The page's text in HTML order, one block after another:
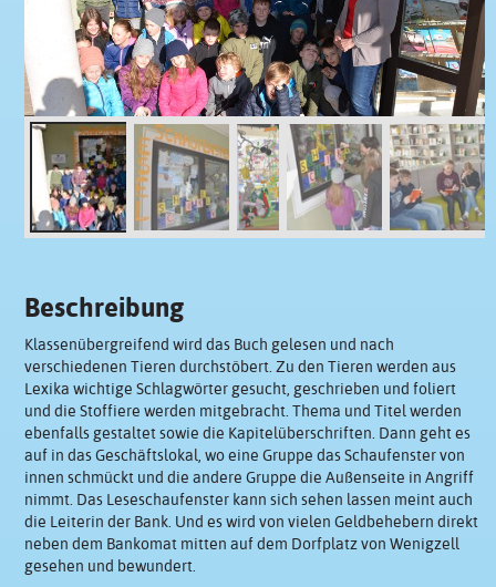
Beschreibung
Klassenübergreifend wird das Buch gelesen und nach
verschiedenen Tieren durchstöbert. Zu den Tieren werden aus
Lexika wichtige Schlagwörter gesucht, geschrieben und foliert
und die Stoffiere werden mitgebracht. Thema und Titel werden
ebenfalls gestaltet sowie die Kapitelüberschriften. Dann geht es
auf in das Geschäftslokal, wo eine Gruppe das Schaufenster von
innen schmückt und die andere Gruppe die Außenseite in Angriff
nimmt. Das Leseschaufenster kann sich sehen lassen meint auch
die Leiterin der Bank. Und es wird von vielen Geldbehebern direkt
neben dem Bankomat mitten auf dem Dorfplatz von Wenigzell
gesehen und bewundert.